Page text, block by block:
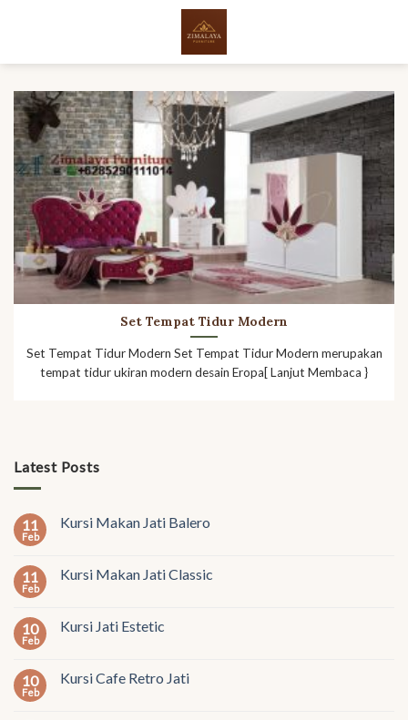
Latest Posts
11
Feb
Kursi Makan Jati Balero
11
Feb
Kursi Makan Jati Classic
10
Feb
Kursi Jati Estetic
10
Feb
Kursi Cafe Retro Jati
Set Tempat Tidur Modern
Set Tempat Tidur Modern Set Tempat Tidur Modern merupakan
tempat tidur ukiran modern desain Eropa[ Lanjut Membaca }